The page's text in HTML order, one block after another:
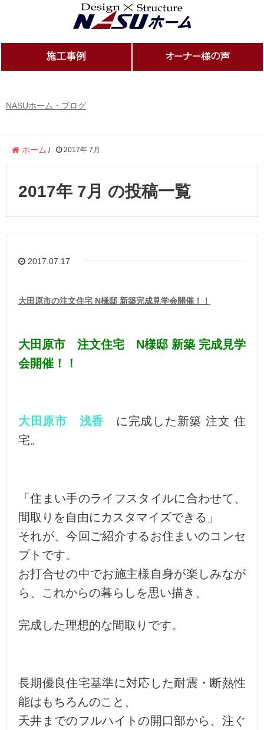
NASUホーム・ブログ
ホーム / 2017年 7月
2017年 7月 の投稿一覧
2017.07.17
大田原市の注文住宅 N様邸 新築完成見学会開催！！
大田原市 注文住宅 N様邸 新築 完成見学
会開催！！
大田原市 浅香 に完成した新築 注文 住
宅。
「住まい手のライフスタイルに合わせて、
間取りを自由にカスタマイズできる」
それが、今回ご紹介するお住まいのコンセ
プトです。
お打合せの中でお施主様自身が楽しみなが
ら、これからの暮らしを思い描き、
完成した理想的な間取りです。
長期優良住宅基準に対応した耐震・断熱性
能はもちろんのこと、
天井までのフルハイトの開口部から、注ぐ